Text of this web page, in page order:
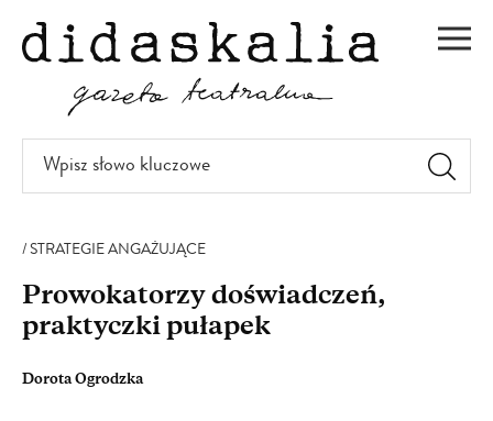
DO
TREŚCI
Wpisz
słowo
STRATEGIE ANGAŻUJĄCE
Prowokatorzy doświadczeń,
praktyczki pułapek
Dorota Ogrodzka